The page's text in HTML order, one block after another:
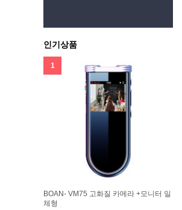
인기상품
1
BOAN- VM75 고화질 카메라 +모니터 일
체형